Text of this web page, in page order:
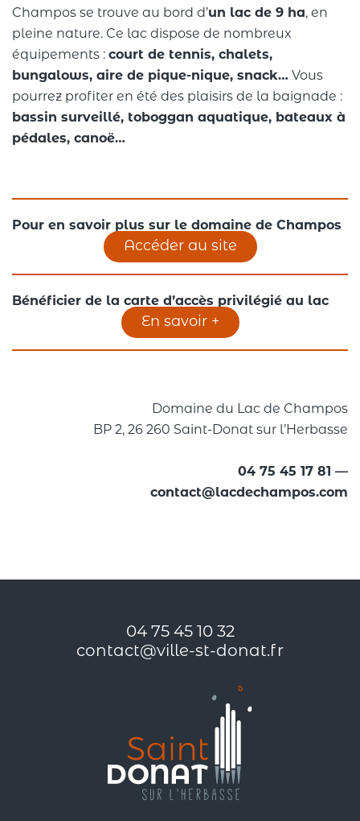
Champos se trouve au bord d’un lac de 9 ha, en
pleine nature. Ce lac dispose de nombreux
équipements : court de tennis, chalets,
bungalows, aire de pique-nique, snack… Vous
pourrez profiter en été des plaisirs de la baignade :
bassin surveillé, toboggan aquatique, bateaux à
pédales, canoë…
Pour en savoir plus sur le domaine de Champos
Accéder au site
Bénéficier de la carte d’accès privilégié au lac
En savoir +
Domaine du Lac de Champos
BP 2, 26 260 Saint-Donat sur l’Herbasse
04 75 45 17 81 —
contact@lacdechampos.com
04 75 45 10 32
contact@ville-st-donat.fr